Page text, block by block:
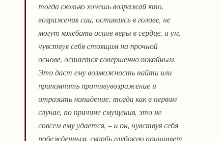
тогда сколько хочешь возражай кто,
возражения сии, оставаясь в голове, не
могут колебать основ веры в сердце, и ум,
чувствуя себя стоящим на прочной
основе, остается совершенно покойным.
Это даст ему возможность найти или
припомнить противувозражение и
отразить нападение; тогда как в первом
случае, по причине смущения, это не
совсем ему удается, – и он, чувствуя себя
побежденным, скорбь глубокую причиняет